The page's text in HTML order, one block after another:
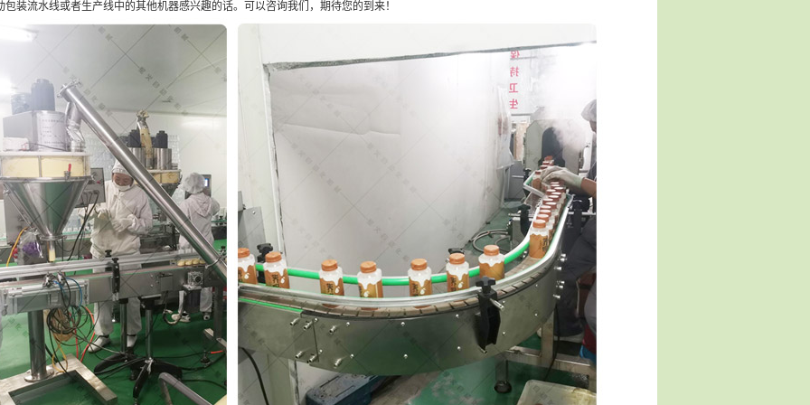
包装流水线或者生产线中的其他机器感兴趣的话。可以咨询我们，期待您的到来！